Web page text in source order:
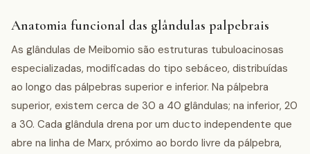
Anatomia funcional das glândulas palpebrais
As glândulas de Meibomio são estruturas tubuloacinosas
especializadas, modificadas do tipo sebáceo, distribuídas
ao longo das pálpebras superior e inferior. Na pálpebra
superior, existem cerca de 30 a 40 glândulas; na inferior, 20
a 30. Cada glândula drena por um ducto independente que
abre na linha de Marx, próximo ao bordo livre da pálpebra,